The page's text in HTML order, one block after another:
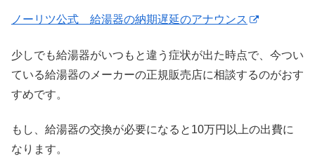
ノーリツ公式 給湯器の納期遅延のアナウンス
少しでも給湯器がいつもと違う症状が出た時点で、今つい
ている給湯器のメーカーの正規販売店に相談するのがおす
すめです。
もし、給湯器の交換が必要になると10万円以上の出費に
なります。